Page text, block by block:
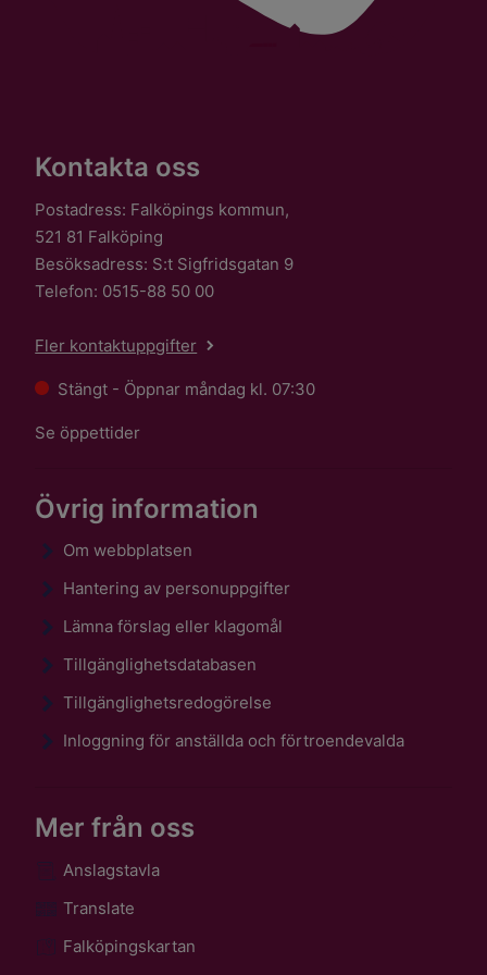
Kontakta oss
Postadress: Falköpings kommun,
521 81 Falköping
Besöksadress: S:t Sigfridsgatan 9
Telefon: 0515-88 50 00
Fler kontaktuppgifter
Stängt - Öppnar måndag kl. 07:30
Se öppettider
Övrig information
Om webbplatsen
Hantering av personuppgifter
Lämna förslag eller klagomål
Tillgänglighetsdatabasen
Tillgänglighetsredogörelse
Inloggning för anställda och förtroendevalda
Mer från oss
Anslagstavla
Translate
Falköpingskartan